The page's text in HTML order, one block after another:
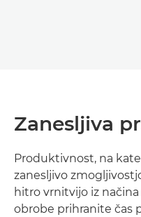
Zanesljiva
Produktivnost, na
zanesljivo
hitro vrnitvijo iz
obrobe prihranite čas